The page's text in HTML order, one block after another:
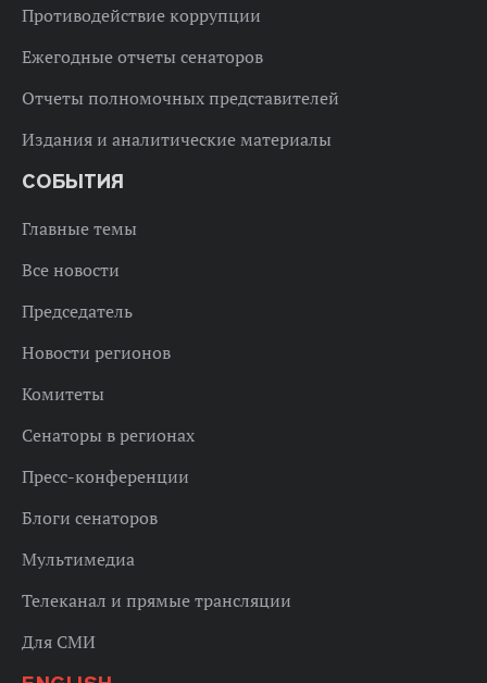
Противодействие коррупции
Ежегодные отчеты сенаторов
Отчеты полномочных представителей
Издания и аналитические материалы
СОБЫТИЯ
Главные темы
Все новости
Председатель
Новости регионов
Комитеты
Сенаторы в регионах
Пресс-конференции
Блоги сенаторов
Мультимедиа
Телеканал и прямые трансляции
Для СМИ